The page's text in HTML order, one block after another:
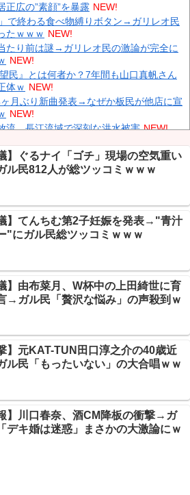
題書きまくる 高市早苗首相は新公用車
たばこを吸うのが至福の時間「どんどん
ネ車で国境越えたら遠隔操作で30時間ロ
が3年後には姿を消す…損益分岐点突破
こんな値段じゃ、米作り辞める人、出る
NEW!
RSS
正広の”素顔”を暴露 NEW!
で終わる食べ物縛りボタン→ガリレオ民
たｗｗｗ NEW!
たり前は謎→ガリレオ民の激論が完全に
NEW!
民』とは何者か？7年間も山口真帆さん
体ｗ NEW!
ヶ月ぶり新曲発表→なぜか板民が他店に宣
NEW!
流。長江流域で深刻な洪水被害 NEW!
を没収しはじめる NEW!
学生の正体は医学部生と判明→なんJ民
り師、『とんでもない正論』を吐いて30
ｗｗｗｗ NEW!
互RSS
】ぐるナイ「ゴチ」現場の空気重い
ル民812人が総ツッコミｗｗｗ
】てんちむ第2子妊娠を発表→"青汁
"にガル民総ツッコミｗｗｗ
】由布菜月、W杯中の上田綺世に育
→ガル民「贅沢な悩み」の声殺到ｗ
】元KAT-TUN田口淳之介の40歳近
ル民「もったいない」の大合唱ｗｗ
】川口春奈、酒CM降板の衝撃→ガ
デキ婚は迷惑」まさかの大激論にｗ